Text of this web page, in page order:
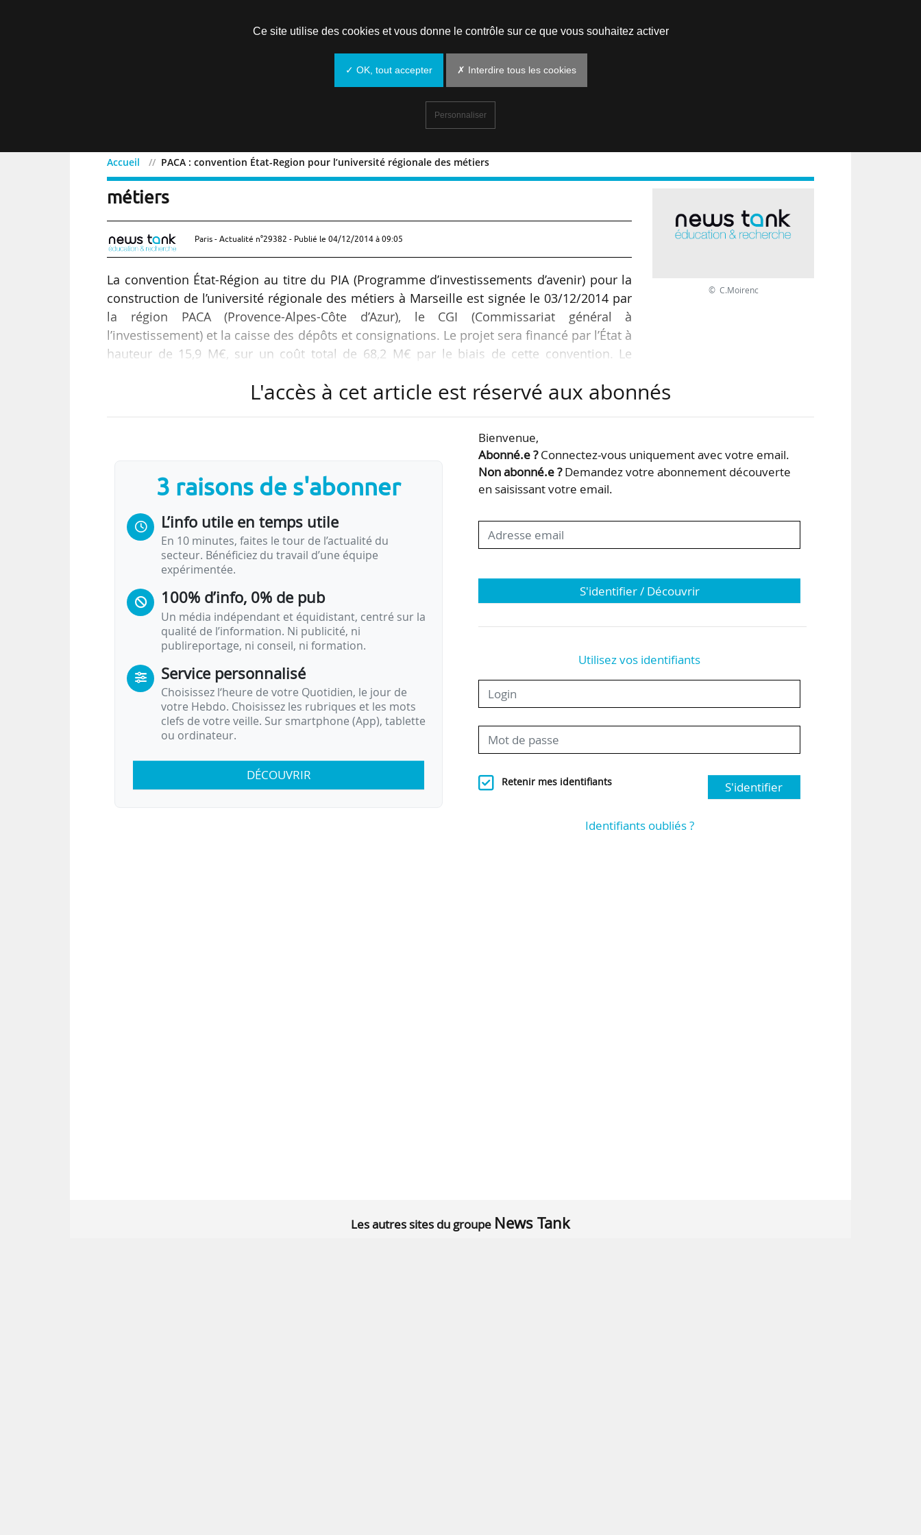
Accueil PACA : convention État-Region pour l’université régionale des métiers
PACA : convention État-Region pour l’université régionale des
métiers
Paris - Actualité n°29382 - Publié le 04/12/2014 à 09:05
La convention État-Région au titre du PIA (Programme d’investissements d’avenir) pour la
construction de l’université régionale des métiers à Marseille est signée le 03/12/2014 par
la région PACA (Provence-Alpes-Côte d’Azur), le CGI (Commissariat général à
l’investissement) et la caisse des dépôts et consignations. Le projet sera financé par l’État à
hauteur de 15,9 M€, sur un coût total de 68,2 M€ par le biais de cette convention. Le
livrée à la rentrée 2019 et regroupera quatre CFA et des centres de ressources.
Le projet de l’URM (université régionale des métiers) s’incrit dans le volet formation par alternance du
programme PIA, qui prévoit la formation de 75 000 apprentis et la création de…
© C.Moirenc
L'accès à cet article est réservé aux abonnés
3 raisons de s'abonner
L’info utile en temps utile
En 10 minutes, faites le tour de l’actualité du
secteur. Bénéficiez du travail d’une équipe
expérimentée.
100% d’info, 0% de pub
Un média indépendant et équidistant, centré sur la
qualité de l’information. Ni publicité, ni
publireportage, ni conseil, ni formation.
Service personnalisé
Choisissez l‘heure de votre Quotidien, le jour de
votre Hebdo. Choisissez les rubriques et les mots
clefs de votre veille. Sur smartphone (App), tablette
ou ordinateur.
DÉCOUVRIR
Bienvenue,
Abonné.e ?Connectez-vous uniquement avec votre email.
Non abonné.e ?Demandez votre abonnement découverte
en saisissant votre email.
S'identifier / Découvrir
Utilisez vos identifiants
Retenir mes identifiants S'identifier
Identifiants oubliés ?
Les autres sites du groupe News Tank
Ce site utilise des cookies et vous donne le contrôle sur ce que vous souhaitez activer
✓ OK, tout accepter ✗ Interdire tous les cookies
Personnaliser